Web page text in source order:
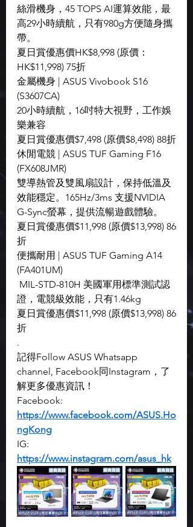
絲滑機身，45 TOPS AI運算效能，最
高29小時續航，只有980g方便隨身攜
帶。
夏日賞優惠價HK$8,998 (原價：
HK$11,998) 75折
金屬機身 | ASUS Vivobook S16
(S3607CA)
20小時續航，16吋特大視野，工作娛
樂兼容
夏日賞優惠價$7,498 (原價$8,498) 88折
休閒電競 | ASUS TUF Gaming F16
(FX608JMR)
雙導熱管及雙風扇設計，保持低溫及
效能穩定。165Hz/3ms 支援NVIDIA
G-Sync螢幕，提供流暢遊戲體驗。
夏日賞優惠價$11,998 (原價$13,998) 86
折
便攜耐用 | ASUS TUF Gaming A14
(FA401UM)
MIL-STD-810H 美國軍用標準測試認
證，電競級效能，只有1.46kg
夏日賞優惠價$11,998 (原價$13,998) 86
折
.
記得Follow ASUS Whatsapp
channel, Facebook同Instagram，了
解更多優惠資訊！
Facebook:
https://www.facebook.com/ASUS.Ho
ngKong
IG:
https://www.instagram.com/asus_hk